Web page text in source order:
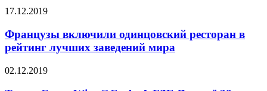
17.12.2019
Французы включили одинцовский ресторан в
рейтинг лучших заведений мира
02.12.2019